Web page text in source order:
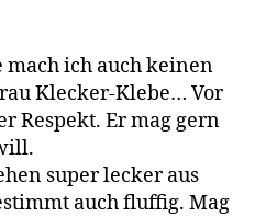
mach ich auch keinen
Klecker-Klebe… Vor
Respekt. Er mag gern
super lecker aus
auch fluffig. Mag